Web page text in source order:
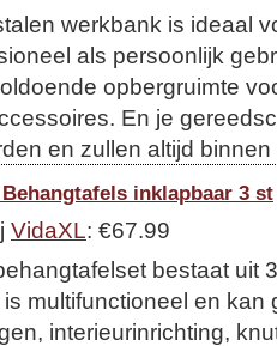
werkbank is ideaal
als persoonlijk
opbergruimte
En je
en zullen altijd
inklapbaar 3 st
VidaXL: €67.99
bestaat uit
is multifunctioneel en kan
interieurinrichting,